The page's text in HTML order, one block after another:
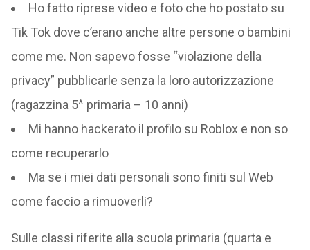
Ho fatto riprese video e foto che ho postato su
Tik Tok dove c’erano anche altre persone o bambini
come me. Non sapevo fosse “violazione della
privacy” pubblicarle senza la loro autorizzazione
(ragazzina 5^ primaria – 10 anni)
Mi hanno hackerato il profilo su Roblox e non so
come recuperarlo
Ma se i miei dati personali sono finiti sul Web
come faccio a rimuoverli?
Sulle classi riferite alla scuola primaria (quarta e